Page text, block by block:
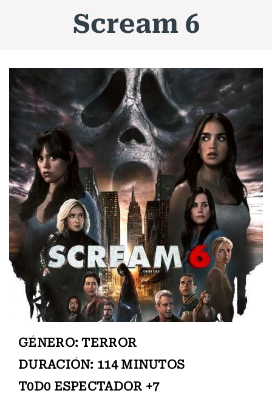
Scream 6
GÉNERO: TERROR
DURACIÓN: 114 MINUTOS
T0D0 ESPECTADOR +7